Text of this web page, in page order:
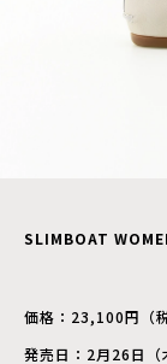
SLIMBOAT
価格：23,100円（税
発売日：2月26日（